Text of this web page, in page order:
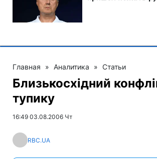
Главная » Аналитика » Статьи
Близькосхідний
тупику
16:49 03.08.2006 Чт
RBC.UA